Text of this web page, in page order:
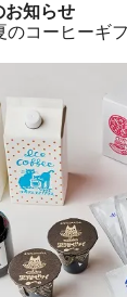
お知らせ
コーヒーギ